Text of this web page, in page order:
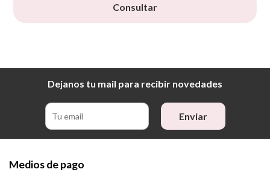
Consultar
Dejanos tu mail para recibir novedades
Enviar
Medios de pago